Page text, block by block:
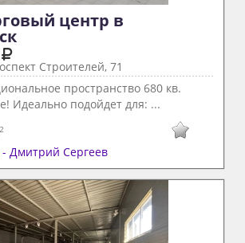
центр в
Строителей, 71
пространство 680 кв.
Идеально подойдет для: ...
2
- Дмитрий Сергеев